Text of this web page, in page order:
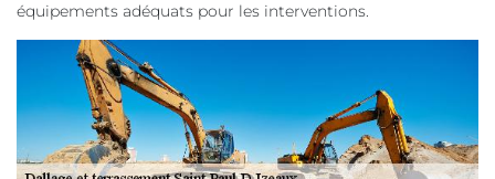
équipements adéquats pour les interventions.